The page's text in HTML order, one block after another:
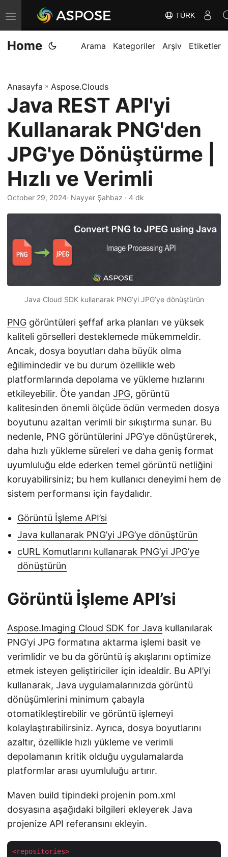
G
e
z
m
i
D
e
ğ
i
ş
TÜRK
Home Arama Kategoriler Arşiv Etiketler
Anasayfa » Aspose.Clouds
Java REST API'yi
Kullanarak PNG'den
JPG'ye Dönüştürme |
Hızlı ve Verimli
October 29, 2024· Nayyer Şahbaz · 4 dk
Java Cloud SDK kullanarak PNG’yi JPG’ye dönüştürün
PNG görüntüleri şeffaf arka planları ve yüksek
kaliteli görselleri desteklemede mükemmeldir.
Ancak, dosya boyutları daha büyük olma
eğilimindedir ve bu durum özellikle web
platformlarında depolama ve yükleme hızlarını
etkileyebilir. Öte yandan JPG, görüntü
kalitesinden önemli ölçüde ödün vermeden dosya
boyutunu azaltan verimli bir sıkıştırma sunar. Bu
nedenle, PNG görüntülerini JPG’ye dönüştürerek,
daha hızlı yükleme süreleri ve daha geniş format
uyumluluğu elde ederken temel görüntü netliğini
koruyabilirsiniz; bu hem kullanıcı deneyimi hem de
sistem performansı için faydalıdır.
Görüntü İşleme API’si
Java kullanarak PNG’yi JPG’ye dönüştürün
cURL Komutlarını kullanarak PNG’yi JPG’ye
dönüştürün
Görüntü İşleme API’si
Aspose.Imaging Cloud SDK for Java kullanılarak
PNG’yi JPG formatına aktarma işlemi basit ve
verimlidir ve bu da görüntü iş akışlarını optimize
etmek isteyen geliştiriciler için idealdir. Bu API’yi
kullanarak, Java uygulamalarınızda görüntü
dönüşümlerini minimum çabayla
otomatikleştirebilir ve görüntü işlemeyi
kolaylaştırabilirsiniz. Ayrıca, dosya boyutlarını
azaltır, özellikle hızlı yükleme ve verimli
depolamanın kritik olduğu uygulamalarda
platformlar arası uyumluluğu artırır.
Maven build tipindeki projenin pom.xml
dosyasına aşağıdaki bilgileri ekleyerek Java
projenize API referansını ekleyin.
<repositories>